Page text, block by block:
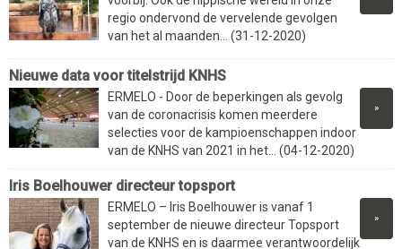
regio ondervond de vervelende gevolgen
van het al maanden... (31-12-2020)
Nieuwe data voor titelstrijd KNHS
»
ERMELO - Door de beperkingen als gevolg
van de coronacrisis komen meerdere
selecties voor de kampioenschappen indoor
van de KNHS van 2021 in het... (04-12-2020)
Iris Boelhouwer directeur topsport
»
ERMELO – Iris Boelhouwer is vanaf 1
september de nieuwe directeur Topsport
van de KNHS en is daarmee verantwoordelijk